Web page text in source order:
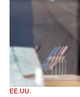
EE.UU.